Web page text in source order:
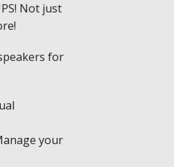
Not just
for
your